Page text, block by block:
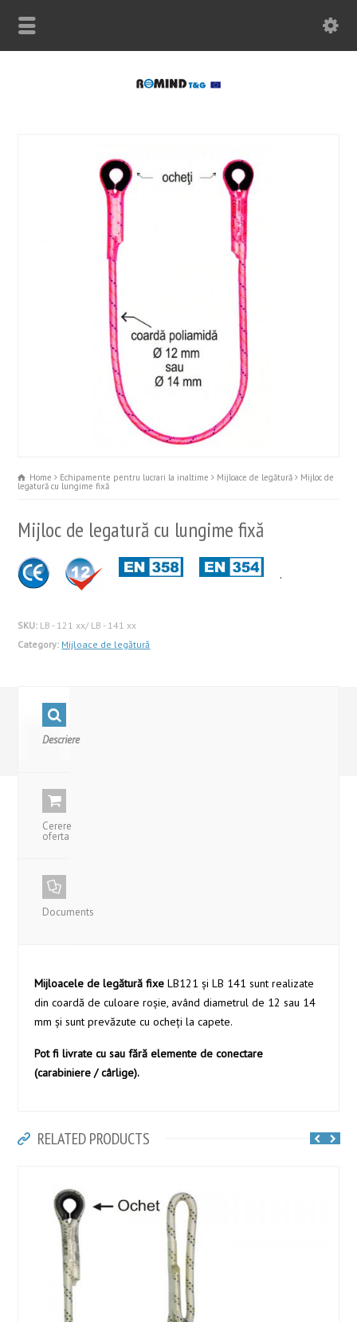
Home Echipamente pentru lucrari la inaltime Mijloace de legătură Mijloc de
legatură cu lungime fixă
Mijloc de legatură cu lungime fixă
.
SKU: LB - 121 xx/ LB - 141 xx
Category: Mijloace de legătură
Descriere
Cerere
oferta
Documents
Mijloacele de legăturăfixe LB121 şi LB 141 sunt realizate
din coardă de culoare roşie, având diametrul de 12 sau 14
mm şi sunt prevăzute cu ocheţi la capete.
Pot fi livrate cu sau fără elemente de conectare
(carabiniere / cârlige).
RELATED PRODUCTS